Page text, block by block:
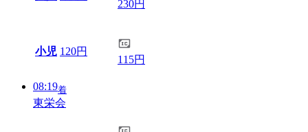
230円
小児 120円
115円
08:19着
東栄会